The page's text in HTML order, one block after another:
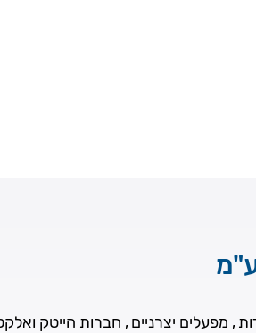
, מפעלים יצרניים , חברות הייטק